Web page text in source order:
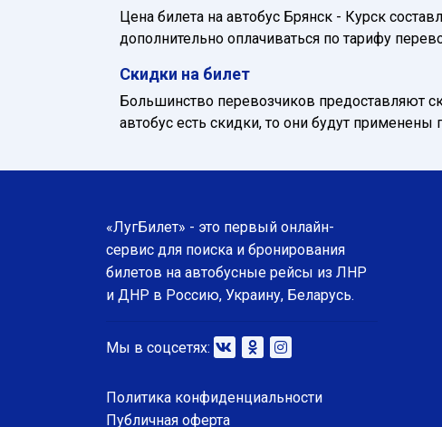
Цена билета на автобус Брянск - Курск
дополнительно оплачиваться по тарифу
Скидки на билет
Большинство перевозчиков предоставляют
автобус есть скидки, то они будут применены
«ЛугБилет» - это первый онлайн-
сервис для поиска и бронирования
билетов на автобусные рейсы из ЛНР
и ДНР в Россию, Украину, Беларусь.
Мы в соцсетях:
Политика конфиденциальности
Публичная оферта